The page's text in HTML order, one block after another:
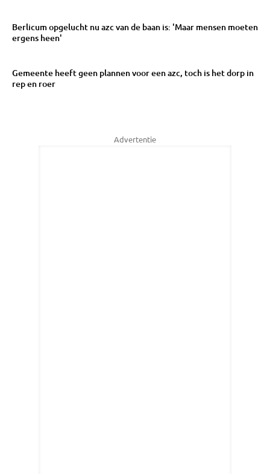
Berlicum opgelucht nu azc van de baan is: 'Maar mensen moeten
ergens heen'
Gemeente heeft geen plannen voor een azc, toch is het dorp in
rep en roer
Advertentie